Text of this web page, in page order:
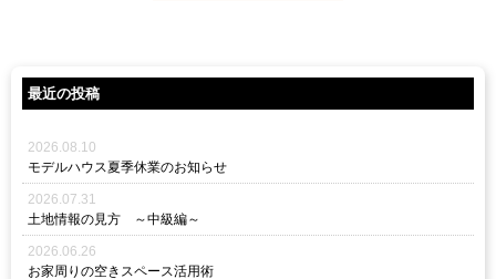
最近の投稿
2026.08.10
モデルハウス夏季休業のお知らせ
2026.07.31
土地情報の見方 ～中級編～
2026.06.26
お家周りの空きスペース活用術